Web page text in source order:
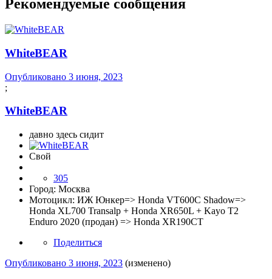
Рекомендуемые сообщения
WhiteBEAR
Опубликовано 3 июня, 2023
;
WhiteBEAR
давно здесь сидит
Свой
305
Город: Москва
Мотоцикл: ИЖ Юнкер=> Honda VT600C Shadow=>
Honda XL700 Transalp + Honda XR650L + Kayo T2
Enduro 2020 (продан) => Honda XR190CT
Поделиться
Опубликовано 3 июня, 2023 (изменено)